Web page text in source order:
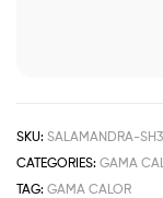
SKU: SALAMANDRA-
CATEGORIES: GAMA
TAG: GAMA CALOR